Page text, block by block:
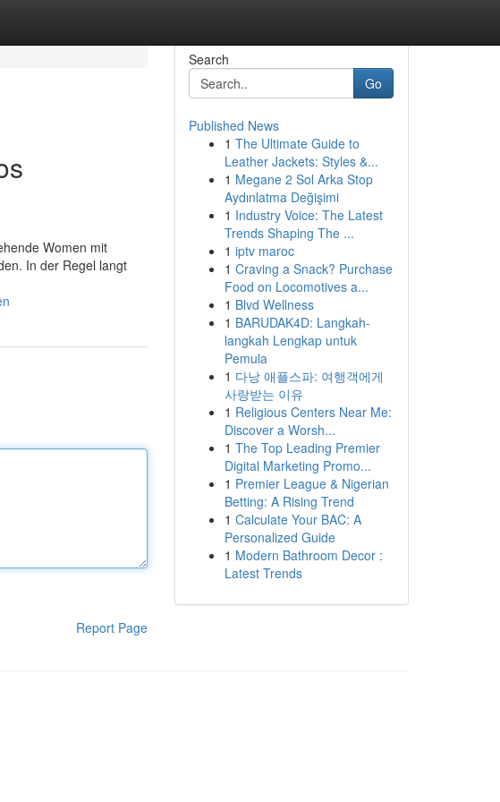
Women mit
In der Regel langt
Report Page
Search
Go
Published News
1 The Ultimate Guide to
Leather Jackets: Styles &...
1 Megane 2 Sol Arka Stop
Aydınlatma Değişimi
1 Industry Voice: The Latest
Trends Shaping The ...
1 iptv maroc
1 Craving a Snack? Purchase
Food on Locomotives a...
1 Blvd Wellness
1 BARUDAK4D: Langkah-
langkah Lengkap untuk
Pemula
1 다낭 애플스파: 여행객에게
사랑받는 이유
1 Religious Centers Near Me:
Discover a Worsh...
1 The Top Leading Premier
Digital Marketing Promo...
1 Premier League & Nigerian
Betting: A Rising Trend
1 Calculate Your BAC: A
Personalized Guide
1 Modern Bathroom Decor :
Latest Trends